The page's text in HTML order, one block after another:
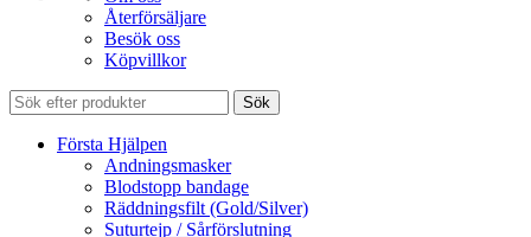
Återförsäljare
Besök oss
Köpvillkor
Sök
Första Hjälpen
Andningsmasker
Blodstopp bandage
Räddningsfilt (Gold/Silver)
Suturtejp / Sårförslutning